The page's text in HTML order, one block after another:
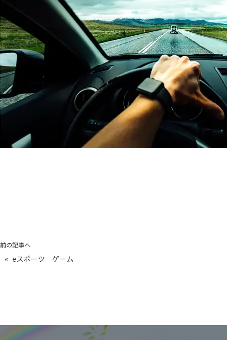
前の記事へ
« eスポーツ ゲーム